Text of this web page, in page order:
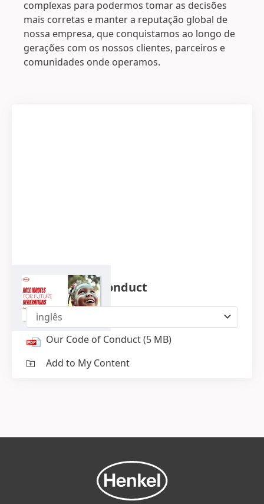
complexas para podermos tomar as decisões
mais corretas e manter a reputação global de
nossa empresa, que conquistamos ao longo de
gerações com os nossos clientes, parceiros e
comunidades onde operamos.
Our Code of Conduct
inglês
Our Code of Conduct(5 MB)
Add to My Content